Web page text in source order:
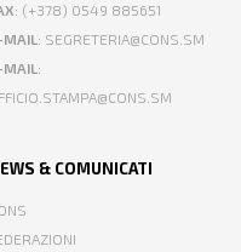
: (+378) 0549 885651
MAIL: SEGRETERIA@CONS.SM
MAIL:
& COMUNICATI